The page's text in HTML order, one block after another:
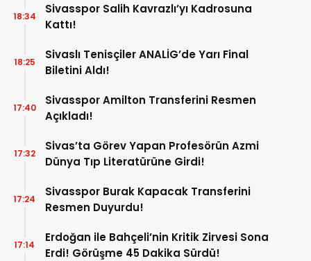
Sivasspor Salih Kavrazlı’yı Kadrosuna
Kattı!
18:34
Sivaslı Tenisçiler ANALİG’de Yarı Final
Biletini Aldı!
18:25
Sivasspor Amilton Transferini Resmen
Açıkladı!
17:40
Sivas’ta Görev Yapan Profesörün Azmi
Dünya Tıp Literatürüne Girdi!
17:32
Sivasspor Burak Kapacak Transferini
Resmen Duyurdu!
17:24
Erdoğan ile Bahçeli’nin Kritik Zirvesi Sona
Erdi! Görüşme 45 Dakika Sürdü!
17:14